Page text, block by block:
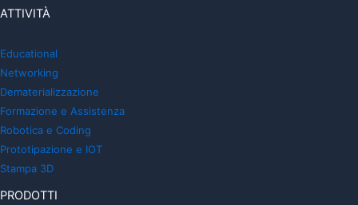
ATTIVITÀ
Educational
Networking
Dematerializzazione
Formazione e Assistenza
Robotica e Coding
Prototipazione e IOT
Stampa 3D
PRODOTTI